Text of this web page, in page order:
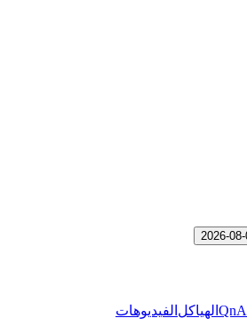
QnA الهياكل الفيديوهات